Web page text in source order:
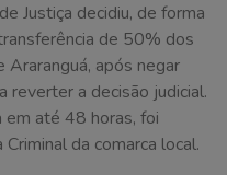
Justiça decidiu, de forma
de 50% dos
após negar
reverter a decisão judicial.
em até 48 horas, foi
da comarca local.